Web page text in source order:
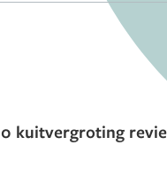
0 kuitvergroting